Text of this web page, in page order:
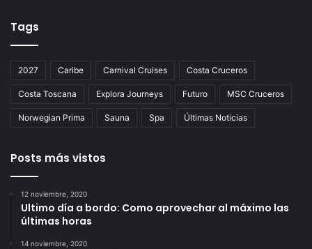
Tags
2027 Caribe Carnival Cruises Costa Cruceros
Costa Toscana Explora Journeys Futuro MSC Cruceros
Norwegian Prima Sauna Spa Últimas Noticias
Posts más vistos
12 noviembre, 2020
Ultimo día a bordo: Como aprovechar al máximo las
últimas horas
14 noviembre, 2020